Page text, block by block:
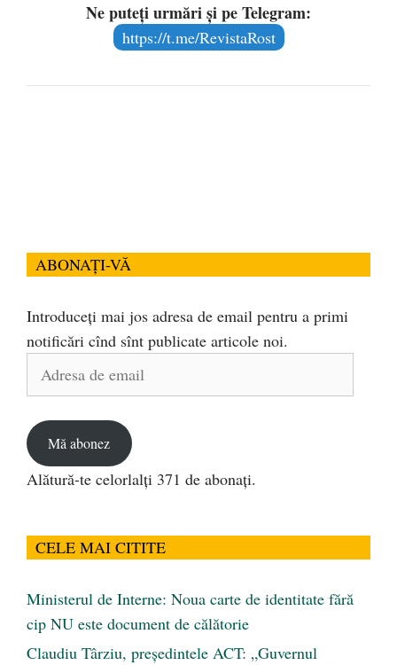
Ne puteți urmări și pe Telegram:
https://t.me/RevistaRost
ABONAȚI-VĂ
Introduceți mai jos adresa de email pentru a primi
notificări cînd sînt publicate articole noi.
Adresa
Mă abonez
Alătură-te celorlalți 371 de abonați.
CELE MAI CITITE
Ministerul de Interne: Noua carte de identitate fără
cip NU este document de călătorie
Claudiu Târziu, președintele ACT: „Guvernul